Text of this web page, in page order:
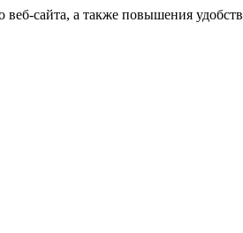
сайта, а также повышения